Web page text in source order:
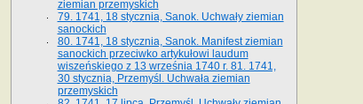
ziemian przemyskich
79. 1741, 18 stycznia, Sanok. Uchwały ziemian
sanockich
80. 1741, 18 stycznia, Sanok. Manifest ziemian
sanockich przeciwko artykułowi laudum
wiszeńskiego z 13 wrze­śnia 1740 r. 81. 1741,
30 stycznia, Przemyśl. Uchwała ziemian
przemyskich